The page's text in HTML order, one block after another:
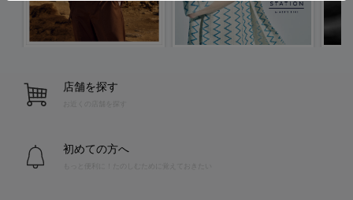
店舗を探す
お近くの店舗を探す
初めての方へ